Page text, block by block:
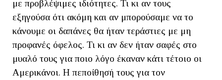
με προβλέψιμες ιδιότητες. Τι κι αν τους
εξηγούσα ότι ακόμη και αν μπορούσαμε να το
κάνουμε οι δαπάνες θα ήταν τεράστιες με μη
προφανές όφελος. Τι κι αν δεν ήταν σαφές στο
μυαλό τους για ποιο λόγο έκαναν κάτι τέτοιο οι
Αμερικάνοι. Η πεποίθησή τους για τον